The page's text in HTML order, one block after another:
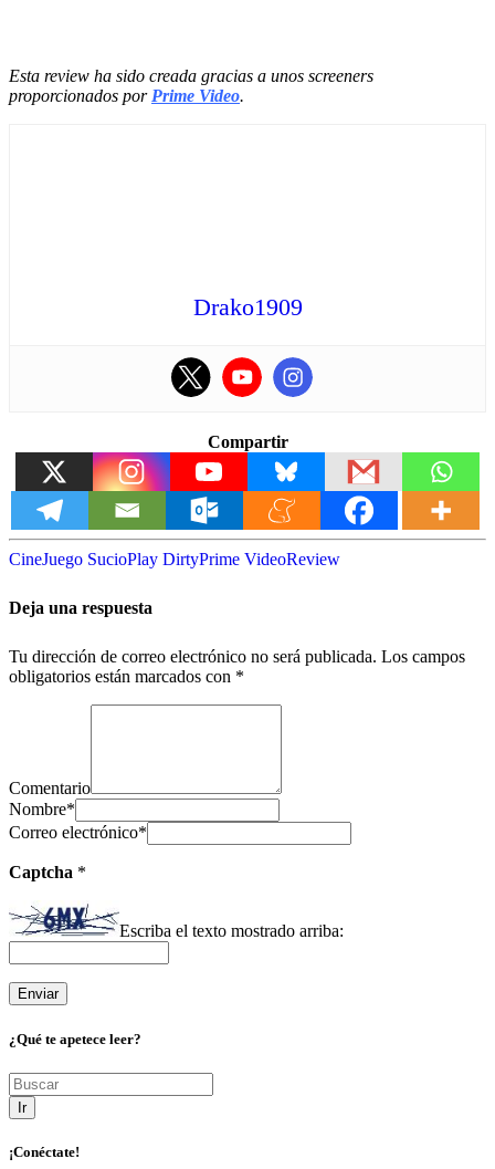
Esta review ha sido creada gracias a unos screeners
proporcionados por Prime Video.
Drako1909
Compartir
CineJuego SucioPlay DirtyPrime VideoReview
Deja una respuesta
Tu dirección de correo electrónico no será publicada. Los campos
obligatorios están marcados con *
Comentario
Nombre*
Correo electrónico*
Captcha *
Escriba el texto mostrado arriba:
¿Qué te apetece leer?
Ir
¡Conéctate!